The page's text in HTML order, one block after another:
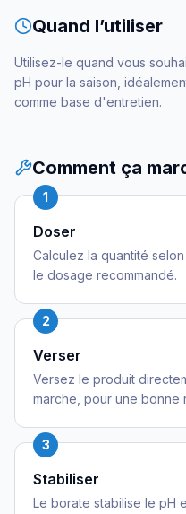
Quand l’utiliser
Utilisez-le quand vous
pH pour la saison,
comme base d'entretien.
Comment ça
1
Doser
Calculez la quantité
le dosage recommandé.
2
Verser
Versez le produit
marche, pour une bonne
3
Stabiliser
Le borate stabilise le pH